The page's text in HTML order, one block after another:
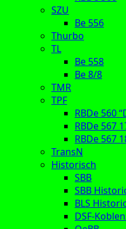
SZU
Be 556
Thurbo
TL
Be 558
Be 8/8
TMR
TPF
RBDe 560
RBDe 567
RBDe 567
TransN
Historisch
SBB
SBB
BLS Historic
DSF-